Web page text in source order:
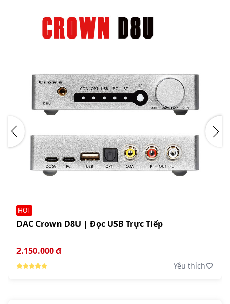
HOT
DAC Crown D8U | Đọc USB Trực Tiếp
2.150.000 đ
Yêu thích